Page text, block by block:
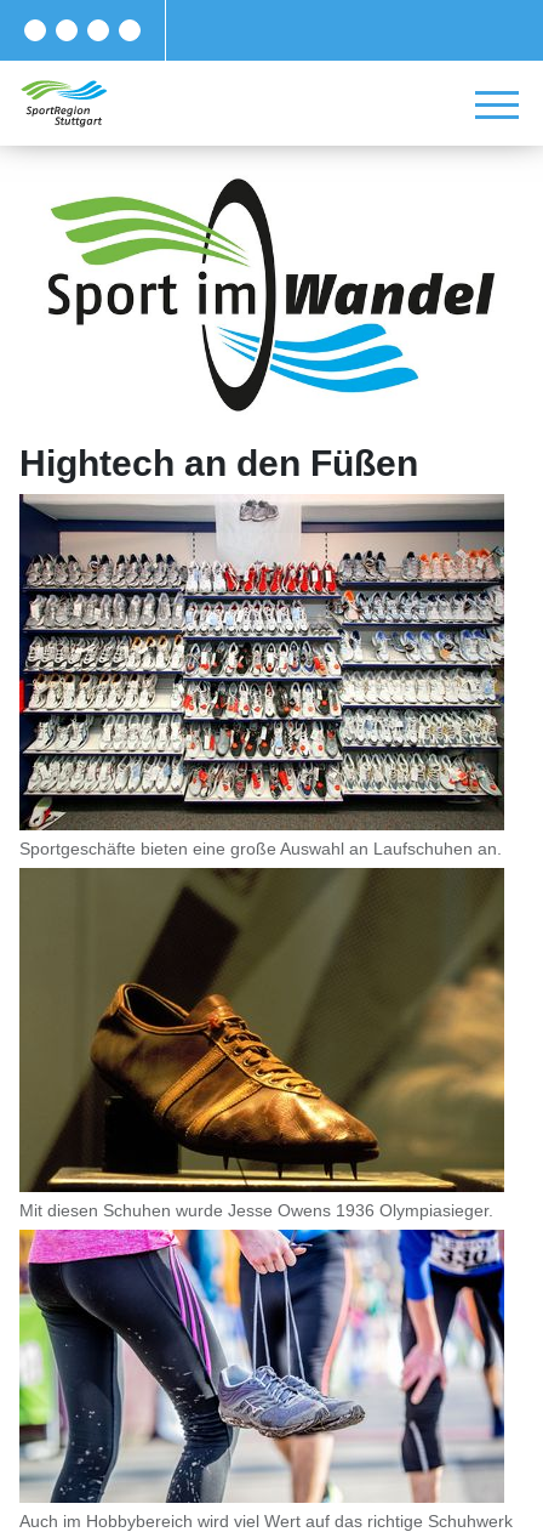
Hightech an den Füßen
Sportgeschäfte bieten eine große Auswahl an Laufschuhen an.
Mit diesen Schuhen wurde Jesse Owens 1936 Olympiasieger.
Auch im Hobbybereich wird viel Wert auf das richtige Schuhwerk